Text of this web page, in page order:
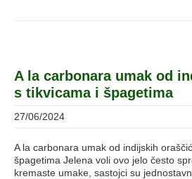
A la carbonara umak od
s tikvicama i špagetima
27/06/2024
A la carbonara umak od indijskih
špagetima Jelena voli ovo jelo često
kremaste umake, sastojci su